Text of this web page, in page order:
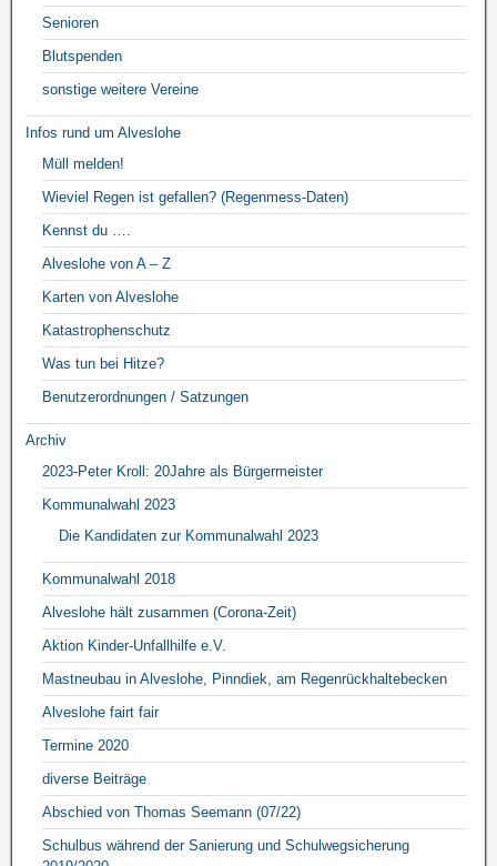
Senioren
Blutspenden
sonstige weitere Vereine
Infos rund um Alveslohe
Müll melden!
Wieviel Regen ist gefallen? (Regenmess-Daten)
Kennst du ….
Alveslohe von A – Z
Karten von Alveslohe
Katastrophenschutz
Was tun bei Hitze?
Benutzerordnungen / Satzungen
Archiv
2023-Peter Kroll: 20Jahre als Bürgermeister
Kommunalwahl 2023
Die Kandidaten zur Kommunalwahl 2023
Kommunalwahl 2018
Alveslohe hält zusammen (Corona-Zeit)
Aktion Kinder-Unfallhilfe e.V.
Mastneubau in Alveslohe, Pinndiek, am Regenrückhaltebecken
Alveslohe fairt fair
Termine 2020
diverse Beiträge
Abschied von Thomas Seemann (07/22)
Schulbus während der Sanierung und Schulwegsicherung